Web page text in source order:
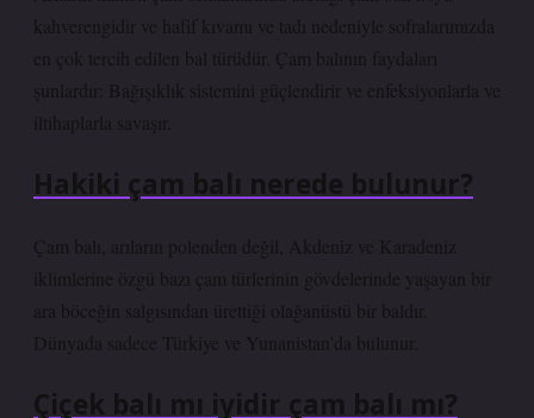
kahverengidir ve hafif kıvamı ve tadı nedeniyle sofralarımızda
en çok tercih edilen bal türüdür. Çam balının faydaları
şunlardır: Bağışıklık sistemini güçlendirir ve enfeksiyonlarla ve
iltihaplarla savaşır.
Hakiki çam balı nerede bulunur?
Çam balı, arıların polenden değil, Akdeniz ve Karadeniz
iklimlerine özgü bazı çam türlerinin gövdelerinde yaşayan bir
ara böceğin salgısından ürettiği olağanüstü bir baldır.
Dünyada sadece Türkiye ve Yunanistan’da bulunur.
Çiçek balı mı iyidir çam balı mı?